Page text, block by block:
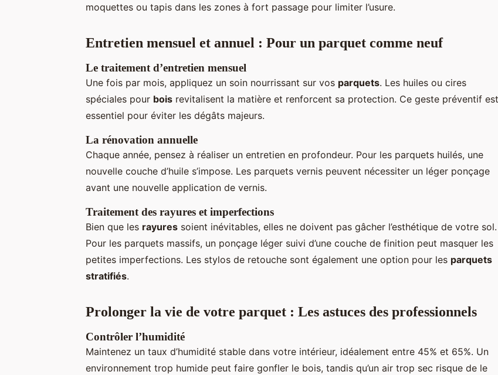
moquettes ou tapis dans les zones à fort passage pour limiter l’usure.
Entretien mensuel et annuel : Pour un parquet comme neuf
Le traitement d’entretien mensuel
Une fois par mois, appliquez un soin nourrissant sur vos parquets. Les huiles ou cires
spéciales pour bois revitalisent la matière et renforcent sa protection. Ce geste préventif est
essentiel pour éviter les dégâts majeurs.
La rénovation annuelle
Chaque année, pensez à réaliser un entretien en profondeur. Pour les parquets huilés, une
nouvelle couche d’huile s’impose. Les parquets vernis peuvent nécessiter un léger ponçage
avant une nouvelle application de vernis.
Traitement des rayures et imperfections
Bien que les rayures soient inévitables, elles ne doivent pas gâcher l’esthétique de votre sol.
Pour les parquets massifs, un ponçage léger suivi d’une couche de finition peut masquer les
petites imperfections. Les stylos de retouche sont également une option pour les parquets
stratifiés.
Prolonger la vie de votre parquet : Les astuces des professionnels
Contrôler l’humidité
Maintenez un taux d’humidité stable dans votre intérieur, idéalement entre 45% et 65%. Un
environnement trop humide peut faire gonfler le bois, tandis qu’un air trop sec risque de le